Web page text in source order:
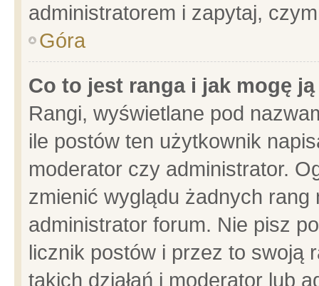
administratorem i zapytaj,
Góra
Co to jest ranga i jak mogę
Rangi, wyświetlane pod
ile postów ten użytkownik
moderator czy administrator.
zmienić wyglądu żadnych
administrator forum. Nie pisz
licznik postów i przez to swoją
takich działań i moderator lub